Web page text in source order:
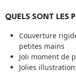
QUELS SONT LES
Couverture
petites mains
Joli moment de
Jolies